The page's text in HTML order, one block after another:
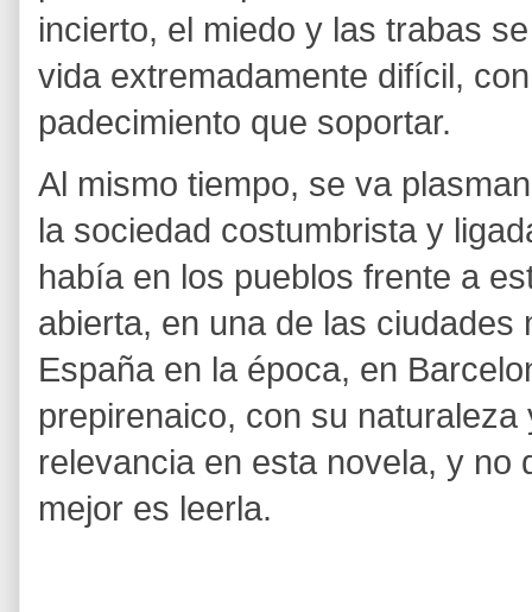
incierto, el miedo y las trabas
vida extremadamente difícil,
padecimiento que soportar.
Al mismo tiempo, se va
la sociedad costumbrista y
había en los pueblos frente a
abierta, en una de las ciudades
España en la época, en
prepirenaico, con su
relevancia en esta novela, y no
mejor es leerla.